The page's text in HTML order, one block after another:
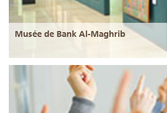
Musée de Bank Al-Maghrib